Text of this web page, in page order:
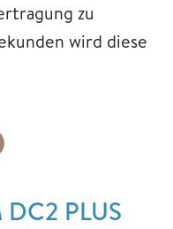
zu
wird diese
PLUS